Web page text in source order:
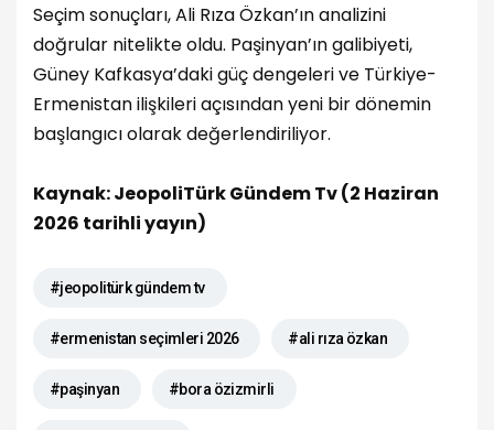
Seçim sonuçları, Ali Rıza Özkan’ın analizini
doğrular nitelikte oldu. Paşinyan’ın galibiyeti,
Güney Kafkasya’daki güç dengeleri ve Türkiye-
Ermenistan ilişkileri açısından yeni bir dönemin
başlangıcı olarak değerlendiriliyor.
Kaynak: JeopoliTürk Gündem Tv (2 Haziran
2026 tarihli yayın)
#jeopolitürk gündem tv
#ermenistan seçimleri 2026 #ali rıza özkan
#paşinyan #bora özizmirli